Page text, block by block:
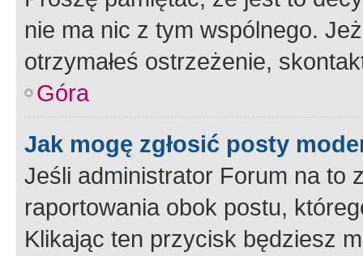
nie ma nic z tym wspólnego.
otrzymałeś ostrzeżenie,
Góra
Jak mogę zgłosić posty
Jeśli administrator Forum na to
raportowania obok postu,
Klikając ten przycisk będziesz